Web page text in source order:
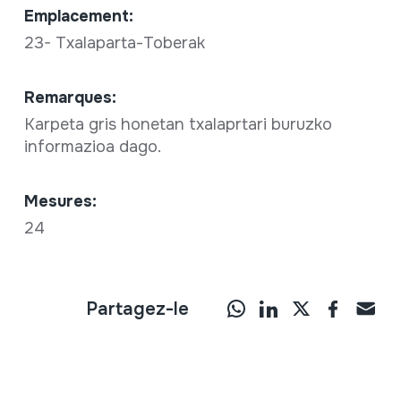
Emplacement:
23- Txalaparta-Toberak
Remarques:
Karpeta gris honetan txalaprtari buruzko
informazioa dago.
Mesures:
24
Partagez-le